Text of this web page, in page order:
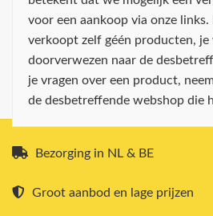
voor een aankoop via onze links.
verkoopt zelf géén producten,
doorverwezen naar de
je vragen over een product,
de desbetreffende webshop die
Bezorging in NL & BE
Groot aanbod en lage prijzen